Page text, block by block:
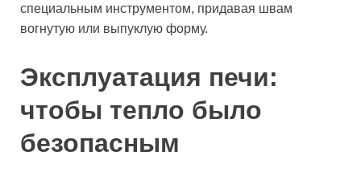
специальным инструментом, придавая швам
вогнутую или выпуклую форму.
Эксплуатация печи:
чтобы тепло было
безопасным